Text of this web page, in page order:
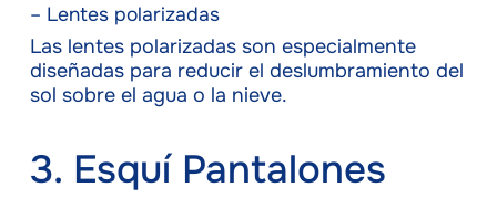
– Lentes polarizadas
Las lentes polarizadas son especialmente
diseñadas para reducir el deslumbramiento del
sol sobre el agua o la nieve.
3. Esquí Pantalones